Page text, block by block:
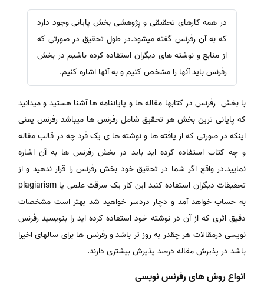
در همه کارهای تحقیقی و پژوهشی بخش پایانی وجود دارد
که به آن رفرنس گفته میشود.در طول تحقیق در صورتی که
از منابع و نوشته های دیگران استفاده کرده باشیم در بخش
رفرنس باید آنها را مشخص کنیم و به آنها اشاره کنیم.
با بخش رفرنس در کتابها مقاله ها و پایاننامه ها آشنا هستید و میدانید
که پایانی ترین بخش هر تحقیق شامل رفرنس ها میباشد رفرنس یعنی
اینکه در صورتی که از یافته ها و نوشته ها ی یک فرد چه در قالب مقاله
و چه کتاب استفاده کرده اید باید در بخش رفرنس ها به آن اشاره
نمایید.در واقع اگر شما در تحقیق خود بخش رفرنس را قرار ندهید و از
تحقیقات دیگران استفاده کنید این کار یک سرقت علمی یا plagiarism
به حساب خواهد آمد و دچار دردسر خواهید شد بهتر است مشخصات
دقیق اثری که از آن در نوشته خود استفاده کرده اید را بنویسید رفرنس
نویسی درمقالات هر چقدر به روز تر باشد و رفرنس ها برای سالهای اخیرا
باشد در پذیرش مقاله درصد پذیرش بیشتری دارند.
انواع روش های رفرنس نویسی